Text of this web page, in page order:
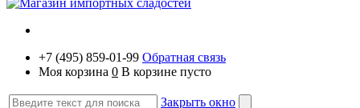
+7 (495) 859-01-99 Обратная связь
Моя корзина 0 В корзине пусто
Закрыть окно